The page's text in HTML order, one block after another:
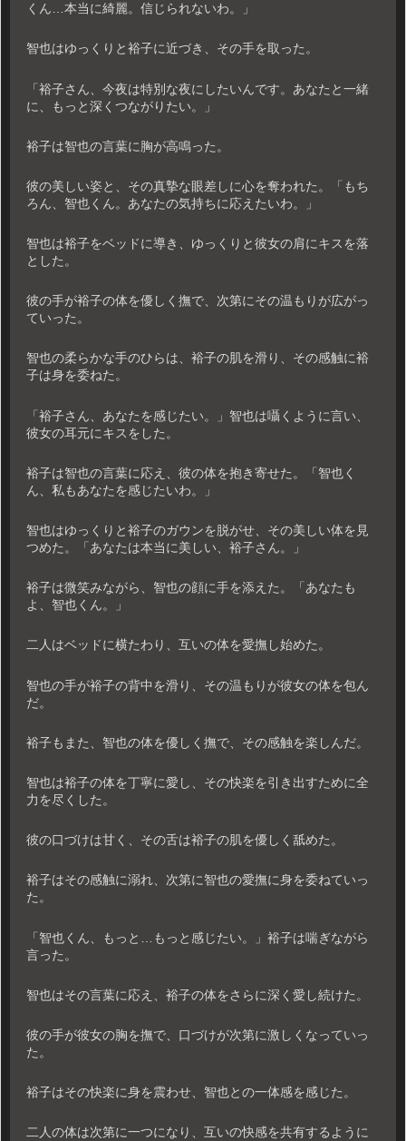
くん…本当に綺麗。信じられないわ。」
智也はゆっくりと裕子に近づき、その手を取った。
「裕子さん、今夜は特別な夜にしたいんです。あなたと一緒
に、もっと深くつながりたい。」
裕子は智也の言葉に胸が高鳴った。
彼の美しい姿と、その真摯な眼差しに心を奪われた。「もち
ろん、智也くん。あなたの気持ちに応えたいわ。」
智也は裕子をベッドに導き、ゆっくりと彼女の肩にキスを落
とした。
彼の手が裕子の体を優しく撫で、次第にその温もりが広がっ
ていった。
智也の柔らかな手のひらは、裕子の肌を滑り、その感触に裕
子は身を委ねた。
「裕子さん、あなたを感じたい。」智也は囁くように言い、
彼女の耳元にキスをした。
裕子は智也の言葉に応え、彼の体を抱き寄せた。「智也く
ん、私もあなたを感じたいわ。」
智也はゆっくりと裕子のガウンを脱がせ、その美しい体を見
つめた。「あなたは本当に美しい、裕子さん。」
裕子は微笑みながら、智也の顔に手を添えた。「あなたも
よ、智也くん。」
二人はベッドに横たわり、互いの体を愛撫し始めた。
智也の手が裕子の背中を滑り、その温もりが彼女の体を包ん
だ。
裕子もまた、智也の体を優しく撫で、その感触を楽しんだ。
智也は裕子の体を丁寧に愛し、その快楽を引き出すために全
力を尽くした。
彼の口づけは甘く、その舌は裕子の肌を優しく舐めた。
裕子はその感触に溺れ、次第に智也の愛撫に身を委ねていっ
た。
「智也くん、もっと…もっと感じたい。」裕子は喘ぎながら
言った。
智也はその言葉に応え、裕子の体をさらに深く愛し続けた。
彼の手が彼女の胸を撫で、口づけが次第に激しくなっていっ
た。
裕子はその快楽に身を震わせ、智也との一体感を感じた。
二人の体は次第に一つになり、互いの快感を共有するように